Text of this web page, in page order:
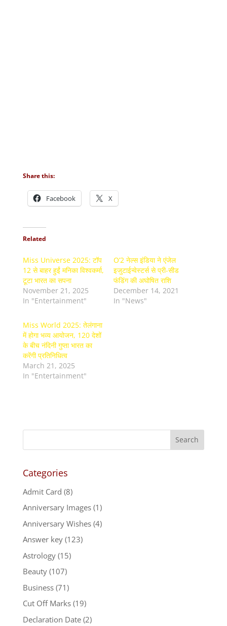
Share this:
Facebook X
Related
Miss Universe 2025: टॉप
12 से बाहर हुईं मनिका विश्वकर्मा,
टूटा भारत का सपना
November 21, 2025
In "Entertainment"
O’2 नेल्स इंडिया ने एंजेल
इजुटाईन्वेस्टर्स से प्री-सीड
फंडिंग की अघोषित राशि
December 14, 2021
In "News"
Miss World 2025: तेलंगाना
में होगा भव्य आयोजन, 120 देशों
के बीच नंदिनी गुप्ता भारत का
करेंगी प्रतिनिधित्व
March 21, 2025
In "Entertainment"
Categories
Admit Card (8)
Anniversary Images(1)
Anniversary Wishes(4)
Answer key(123)
Astrology(15)
Beauty(107)
Business(71)
Cut Off Marks(19)
Declaration Date(2)